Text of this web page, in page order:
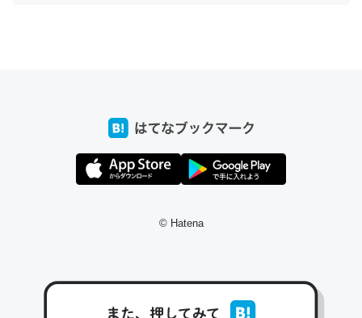
コミュニケーションが劇的に変化した｜tayorini by LIFULL介護
私も3年前ぐらいに祖母の家に設置した。ポケットWifiみ
https://toyoshi.hatenablog.com/entry/2019/05/15/1805
© Hatena